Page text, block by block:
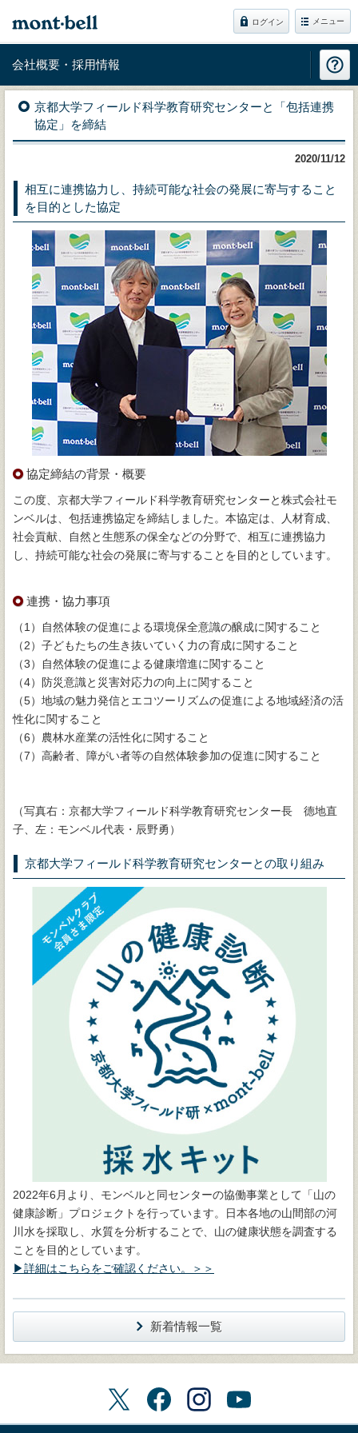
ログイン メニュー
会社概要・採用情報
京都大学フィールド科学教育研究センターと「包括連携
協定」を締結
2020/11/12
相互に連携協力し、持続可能な社会の発展に寄与すること
を目的とした協定
協定締結の背景・概要
この度、京都大学フィールド科学教育研究センターと株式会社モ
ンベルは、包括連携協定を締結しました。本協定は、人材育成、
社会貢献、自然と生態系の保全などの分野で、相互に連携協力
し、持続可能な社会の発展に寄与することを目的としています。
連携・協力事項
（1）自然体験の促進による環境保全意識の醸成に関すること
（2）子どもたちの生き抜いていく力の育成に関すること
（3）自然体験の促進による健康増進に関すること
（4）防災意識と災害対応力の向上に関すること
（5）地域の魅力発信とエコツーリズムの促進による地域経済の活
性化に関すること
（6）農林水産業の活性化に関すること
（7）高齢者、障がい者等の自然体験参加の促進に関すること
（写真右：京都大学フィールド科学教育研究センター長 德地直
子、左：モンベル代表・辰野勇）
京都大学フィールド科学教育研究センターとの取り組み
2022年6月より、モンベルと同センターの協働事業として「山の
健康診断」プロジェクトを行っています。日本各地の山間部の河
川水を採取し、水質を分析することで、山の健康状態を調査する
ことを目的としています。
▶詳細はこちらをご確認ください。＞＞
新着情報一覧